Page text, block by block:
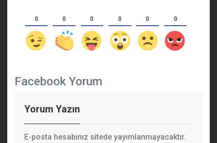
0 0 0 0 0 0
Facebook Yorum
Yorum Yazın
E-posta hesabınız sitede yayımlanmayacaktır.